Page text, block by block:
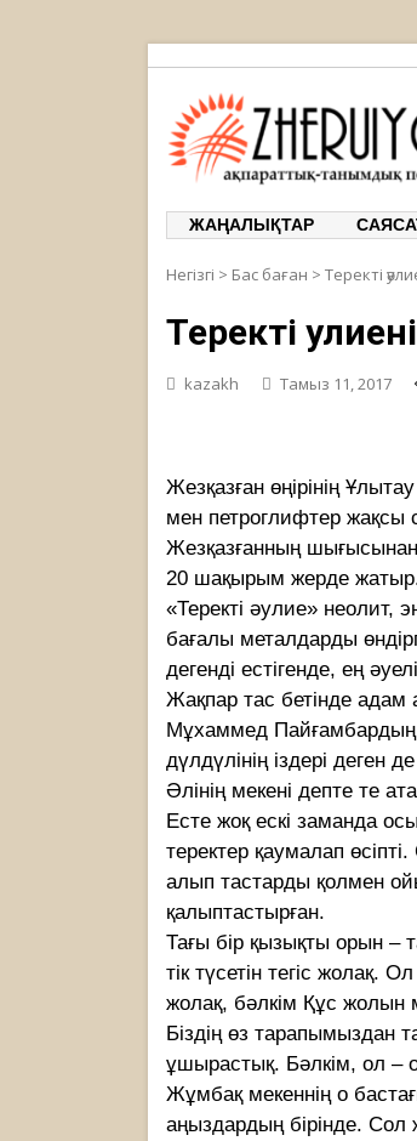
ЖАҢАЛЫҚТАР
Негізгі > Бас баған > Теректі
Теректі
kazakh Тамыз 11, 2017
Жезқазған өңірінің
мен петроглифтер жақсы
Жезқазғанның
20 шақырым жерде
«Теректі әулие» неолит,
бағалы металдарды
дегенді естігенде, ең
Жақпар тас бетінде адам
Мұхаммед Пайғамбардың
дүлдүлінің іздері деген
Әлінің мекені депте те
Есте жоқ ескі заманда
теректер қаумалап
алып тастарды қолмен
қалыптастырған.
Тағы бір қызықты орын –
тік түсетін тегіс жолақ.
жолақ, бәлкім Құс жолын
Біздің өз тарапымыздан
ұшырастық. Бәлкім, ол –
Жұмбақ мекеннің о
аңыздардың бірінде. Сол